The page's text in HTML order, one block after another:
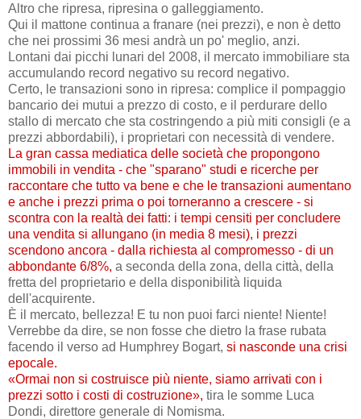
Altro che ripresa, ripresina o galleggiamento.
Qui il mattone continua a franare (nei prezzi), e non è detto
che nei prossimi 36 mesi andrà un po' meglio, anzi.
Lontani dai picchi lunari del 2008, il mercato immobiliare sta
accumulando record negativo su record negativo.
Certo, le transazioni sono in ripresa: complice il pompaggio
bancario dei mutui a prezzo di costo, e il perdurare dello
stallo di mercato che sta costringendo a più miti consigli (e a
prezzi abbordabili), i proprietari con necessità di vendere.
La gran cassa mediatica delle società che propongono
immobili in vendita - che "sparano" studi e ricerche per
raccontare che tutto va bene e che le transazioni aumentano
e anche i prezzi prima o poi torneranno a crescere - si
scontra con la realtà dei fatti: i tempi censiti per concludere
una vendita si allungano (in media 8 mesi), i prezzi
scendono ancora - dalla richiesta al compromesso - di un
abbondante 6/8%, a seconda della zona, della città, della
fretta del proprietario e della disponibilità liquida
dell'acquirente.
È il mercato, bellezza! E tu non puoi farci niente! Niente!
Verrebbe da dire, se non fosse che dietro la frase rubata
facendo il verso ad Humphrey Bogart, si nasconde una crisi
epocale.
«Ormai non si costruisce più niente, siamo arrivati con i
prezzi sotto i costi di costruzione», tira le somme Luca
Dondi, direttore generale di Nomisma.